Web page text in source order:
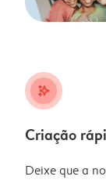
stars_plus
Criação
Deixe que a